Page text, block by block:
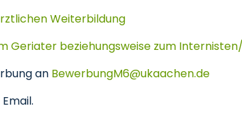
Weiterbildung
Geriater beziehungsweise zum
an BewerbungM6 ukaachende